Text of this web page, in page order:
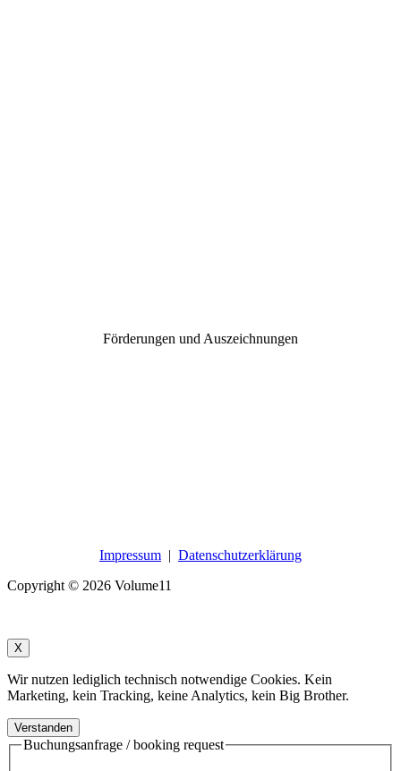
Förderungen und Auszeichnungen
Impressum | Datenschutzerklärung
Copyright © 2026 Volume11
X
Wir nutzen lediglich technisch notwendige Cookies. Kein
Marketing, kein Tracking, keine Analytics, kein Big Brother.
Verstanden
Buchungsanfrage / booking request